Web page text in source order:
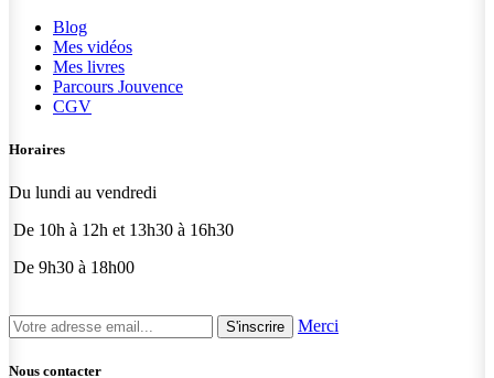
Blog
Mes vidéos
Mes livres
Parcours Jouvence
CGV
Horaires
Du lundi au vendredi
De 10h à 12h et 13h30 à 16h30
De 9h30 à 18h00
S'inscrire Merci
Nous contacter